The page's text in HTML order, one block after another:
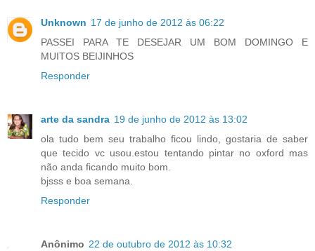
Unknown 17 de junho de 2012 às 06:22
PASSEI PARA TE DESEJAR UM BOM DOMINGO E
MUITOS BEIJINHOS
Responder
arte da sandra 19 de junho de 2012 às 13:02
ola tudo bem seu trabalho ficou lindo, gostaria de saber
que tecido vc usou.estou tentando pintar no oxford mas
não anda ficando muito bom.
bjsss e boa semana.
Responder
Anônimo 22 de outubro de 2012 às 10:32